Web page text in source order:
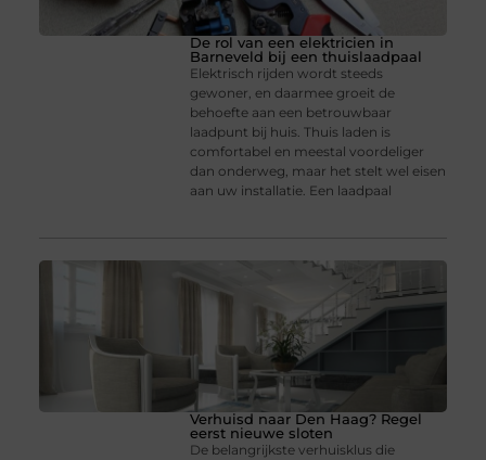
De rol van een elektricien in
Barneveld bij een thuislaadpaal
Elektrisch rijden wordt steeds
gewoner, en daarmee groeit de
behoefte aan een betrouwbaar
laadpunt bij huis. Thuis laden is
comfortabel en meestal voordeliger
dan onderweg, maar het stelt wel eisen
aan uw installatie. Een laadpaal
Verhuisd naar Den Haag? Regel
eerst nieuwe sloten
De belangrijkste verhuisklus die